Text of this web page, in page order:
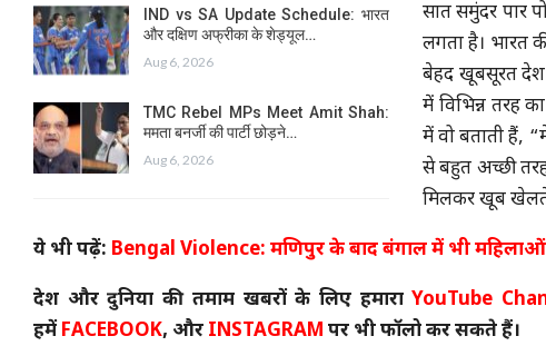
IND vs SA Update Schedule: भारत
और दक्षिण अफ्रीका के शेड्यूल…
Aug 6, 2026
TMC Rebel MPs Meet Amit Shah:
ममता बनर्जी की पार्टी छोड़ने…
Aug 6, 2026
सात समुंदर पार
लगता है। भारत
बेहद खूबसूरत देश
में विभिन्न तरह
में वो बताती हैं,
से बहुत अच्छी
मिलकर खूब खेलते
ये भी पढ़ें: Bengal Violence: मणिपुर के बाद बंगाल में भी महिलाओं से
देश और दुनिया की तमाम खबरों के लिए हमाराYouTube
हमें FACEBOOK, और INSTAGRAM पर भी फॉलो कर सकते हैं।